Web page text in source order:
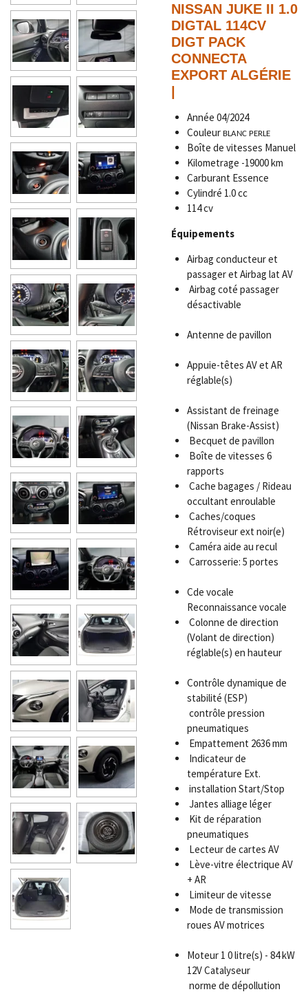
NISSAN JUKE II 1.0
DIGTAL 114CV
DIGT PACK
CONNECTA
EXPORT ALGÉRIE
Année 04/2024
Couleur BLANC PERLE
Boîte de vitesses Manuel
Kilometrage -19000 km
Carburant Essence
Cylindré 1.0 cc
114 cv
Équipements
Airbag conducteur et
passager et Airbag lat AV
Airbag coté passager
désactivable
Antenne de pavillon
Appuie-têtes AV et AR
réglable(s)
Assistant de freinage
(Nissan Brake-Assist)
Becquet de pavillon
Boîte de vitesses 6
rapports
Cache bagages / Rideau
occultant enroulable
Caches/coques
Rétroviseur ext noir(e)
Caméra aide au recul
Carrosserie: 5 portes
Cde vocale
Reconnaissance vocale
Colonne de direction
(Volant de direction)
réglable(s) en hauteur
Contrôle dynamique de
stabilité (ESP)
contrôle pression
pneumatiques
Empattement 2636 mm
Indicateur de
température Ext.
installation Start/Stop
Jantes alliage léger
Kit de réparation
pneumatiques
Lecteur de cartes AV
Lève-vitre électrique AV
+ AR
Limiteur de vitesse
Mode de transmission
roues AV motrices
Moteur 1 0 litre(s) - 84 kW
12V Catalyseur
norme de dépollution